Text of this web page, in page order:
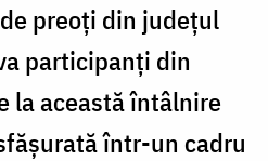
preoți din județul
participanți din
la această întâlnire
într-un cadru